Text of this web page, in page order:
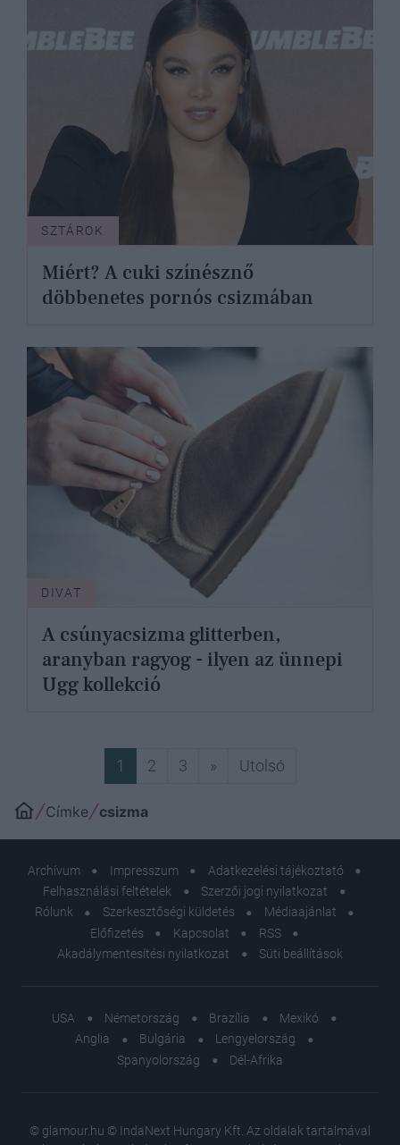
SZTÁROK
Miért? A cuki színésznő
döbbenetes pornós csizmában
DIVAT
A csúnyacsizma glitterben,
aranyban ragyog - ilyen az ünnepi
Ugg kollekció
1 2 3 »Következő
UtolsóUtolsó
Címke csizma
Archívum Impresszum
Adatkezelési tájékoztató
Felhasználási feltételek
Szerzői jogi nyilatkozat
Rólunk
Szerkesztőségi küldetés
Médiaajánlat
Előfizetés
Kapcsolat
RSS
Akadálymentesítési nyilatkozat
Süti beállítások
USA Németország Brazília
Mexikó
Anglia
Bulgária
Lengyelország
Spanyolország
Dél-Afrika
© glamour.hu © IndaNext Hungary Kft. Az oldalak tartalmával